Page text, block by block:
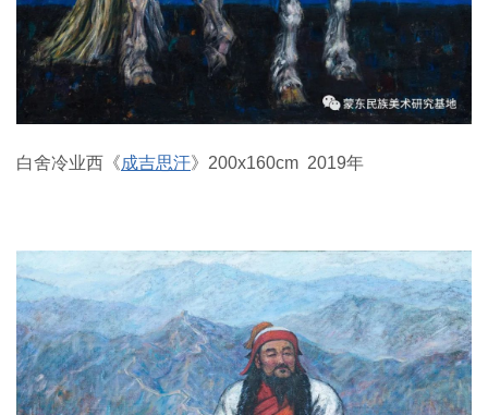
白舍冷业西《成吉思汗》200x160cm 2019年